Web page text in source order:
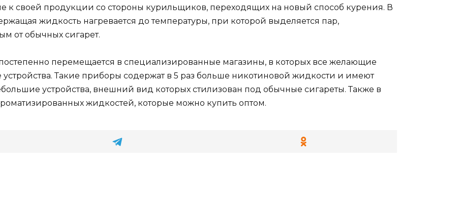
к своей продукции со стороны курильщиков, переходящих на новый способ курения. В
жидкость нагревается до температуры, при которой выделяется пар,
от обычных сигарет.
перемещается в специализированные магазины, в которых все желающие
устройства. Такие приборы содержат в 5 раз больше никотиновой жидкости и имеют
устройства, внешний вид которых стилизован под обычные сигареты. Также в
жидкостей, которые можно купить оптом.